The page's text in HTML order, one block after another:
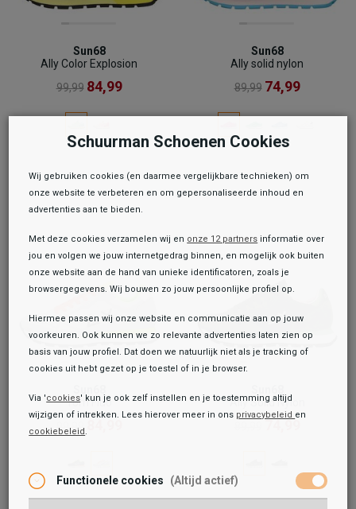
Sun68
Ally Color Explosion
99,99 84,99
Sun68
Ally solid nylon
89,99 74,99
Tom Fluo
99,99
Ally Solid Nylon
74,99
Schuurman Schoenen Cookies
Wij gebruiken cookies (en daarmee vergelijkbare technieken) om
onze website te verbeteren en om gepersonaliseerde inhoud en
advertenties aan te bieden.
Met deze cookies verzamelen wij en onze 12 partners informatie over
jou en volgen we jouw internetgedrag binnen, en mogelijk ook buiten
onze website aan de hand van unieke identificatoren, zoals je
browsergegevens. Wij bouwen zo jouw persoonlijke profiel op.
Hiermee passen wij onze website en communicatie aan op jouw
voorkeuren. Ook kunnen we zo relevante advertenties laten zien op
basis van jouw profiel. Dat doen we natuurlijk niet als je tracking of
cookies uit hebt gezet op je toestel of in je browser.
Via 'cookies' kun je ook zelf instellen en je toestemming altijd
wijzigen of intrekken. Lees hierover meer in ons privacybeleid en
cookiebeleid.
Functionele cookies (Altijd actief)